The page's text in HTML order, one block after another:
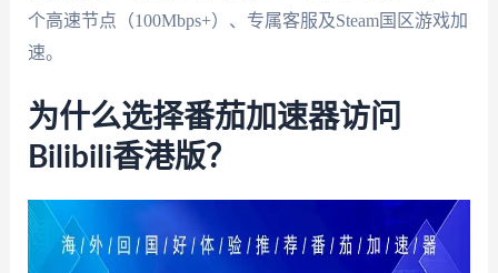
个高速节点（100Mbps+）、专属客服及Steam国区游戏加
速。
为什么选择番茄加速器访问
Bilibili香港版？